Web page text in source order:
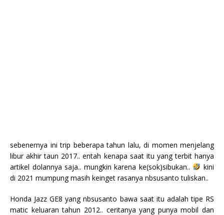
sebenernya ini trip beberapa tahun lalu, di momen menjelang
libur akhir taun 2017.. entah kenapa saat itu yang terbit hanya
artikel dolannya saja.. mungkin karena ke(sok)sibukan..
kini
di 2021 mumpung masih keinget rasanya nbsusanto tuliskan..
Honda Jazz GE8 yang nbsusanto bawa saat itu adalah tipe RS
matic keluaran tahun 2012.. ceritanya yang punya mobil dan